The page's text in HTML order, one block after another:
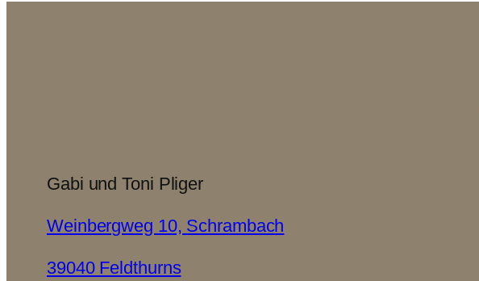
Gabi und Toni Pliger
Weinbergweg 10, Schrambach
39040 Feldthurns